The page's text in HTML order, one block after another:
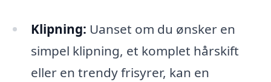
Klipning: Uanset om du ønsker en
simpel klipning, et komplet hårskift
eller en trendy frisyrer, kan en